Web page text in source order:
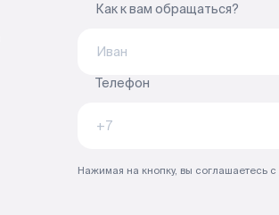
Как к вам обращаться?
Телефон
Нажимая на кнопку, вы соглашаетесь с